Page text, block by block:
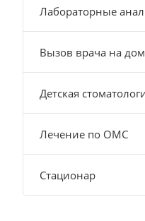
Лабораторные
Вызов врача на дом
Детская
Лечение по ОМС
Стационар